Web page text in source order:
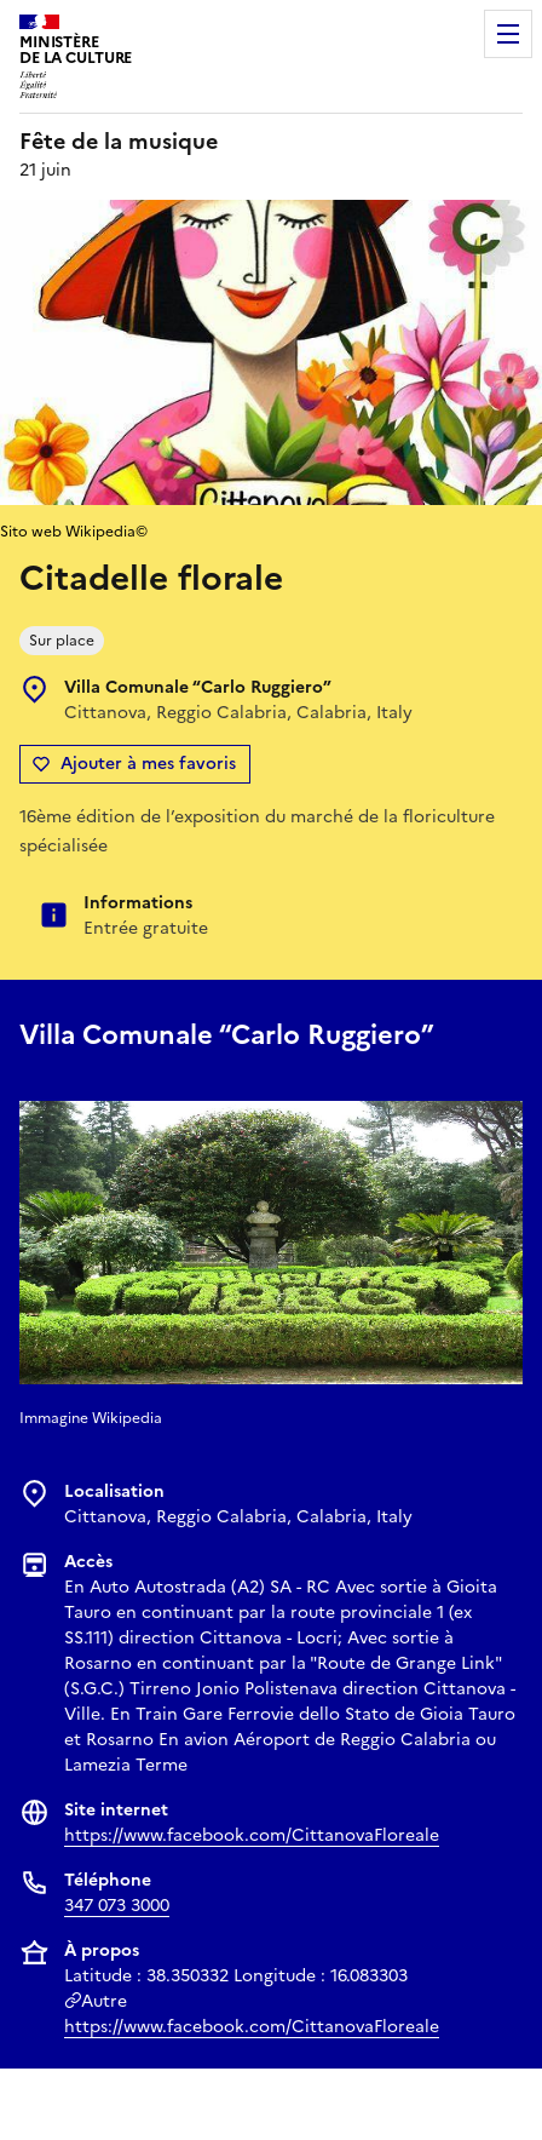
MINISTÈRE
DE LA CULTURE
Fête de la musique
21 juin
Citadelle florale
Sur place
Villa Comunale “Carlo Ruggiero”
Cittanova, Reggio Calabria, Calabria, Italy
Ajouter à mes favoris
Sito web Wikipedia©
16ème édition de l’exposition du marché de la floriculture
spécialisée
Informations
Entrée gratuite
Villa Comunale “Carlo Ruggiero”
Immagine Wikipedia
Localisation
Cittanova, Reggio Calabria, Calabria, Italy
Accès
En Auto Autostrada (A2) SA - RC Avec sortie à Gioita
Tauro en continuant par la route provinciale 1 (ex
SS.111) direction Cittanova - Locri; Avec sortie à
Rosarno en continuant par la "Route de Grange Link"
(S.G.C.) Tirreno Jonio Polistenava direction Cittanova -
Ville. En Train Gare Ferrovie dello Stato de Gioia Tauro
et Rosarno En avion Aéroport de Reggio Calabria ou
Lamezia Terme
Site internet
https://www.facebook.com/CittanovaFloreale
Téléphone
347 073 3000
À propos
Latitude : 38.350332 Longitude : 16.083303
Autre
https://www.facebook.com/CittanovaFloreale